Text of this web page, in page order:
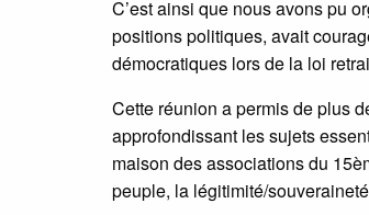
C’est ainsi que nous avons pu
positions politiques, avait
démocratiques lors de la loi
Cette réunion a permis de plus
approfondissant les sujets
maison des associations du
peuple, la légitimité/